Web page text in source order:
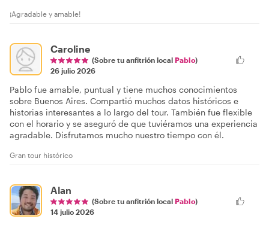
¡Agradable y amable!
Caroline
(Sobre tu anfitrión local Pablo)
26 julio 2026
Pablo fue amable, puntual y tiene muchos conocimientos
sobre Buenos Aires. Compartió muchos datos históricos e
historias interesantes a lo largo del tour. También fue flexible
con el horario y se aseguró de que tuviéramos una experiencia
agradable. Disfrutamos mucho nuestro tiempo con él.
Gran tour histórico
Alan
(Sobre tu anfitrión local Pablo)
14 julio 2026